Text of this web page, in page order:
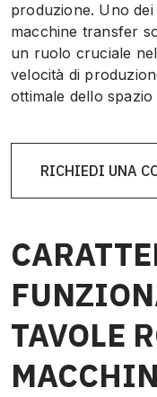
produzione. Uno
macchine transfer
un ruolo cruciale
velocità di
ottimale dello
RICHIEDI UNA
TAVOLE